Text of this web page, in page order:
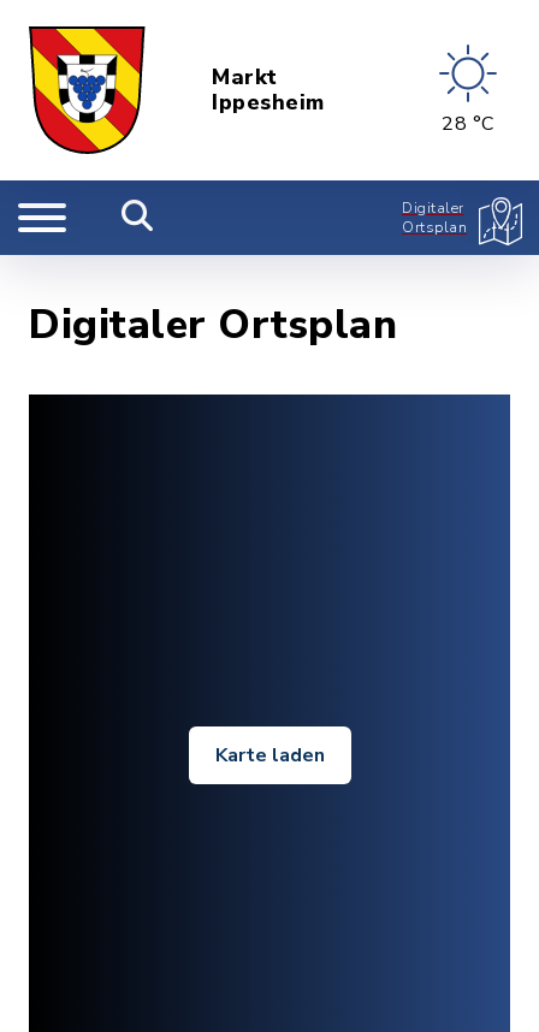
Markt
Ippesheim
28 °C
Digitaler
Ortsplan
Digitaler Ortsplan
Karte laden